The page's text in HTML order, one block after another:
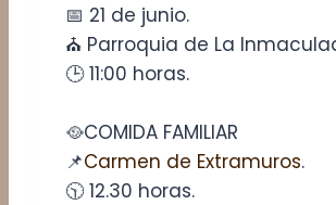
📅​ 21 de junio.
⛪ Parroquia de La
​🕒 11:00 horas.
​🥘​COMIDA FAMILIAR
📌​Carmen de Extramuros.
🕥 12.30 horas.